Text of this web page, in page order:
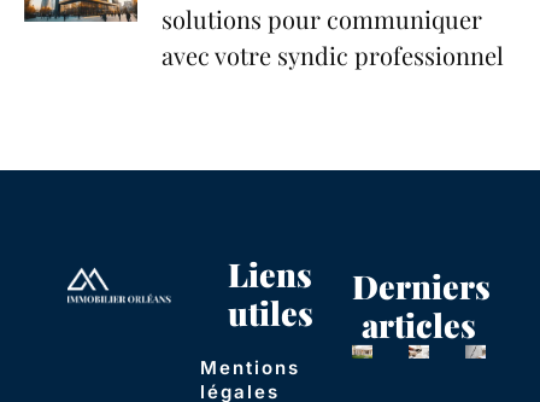
solutions pour communiquer
avec votre syndic professionnel
Liens
utiles
Mentions
légales
Derniers
articles